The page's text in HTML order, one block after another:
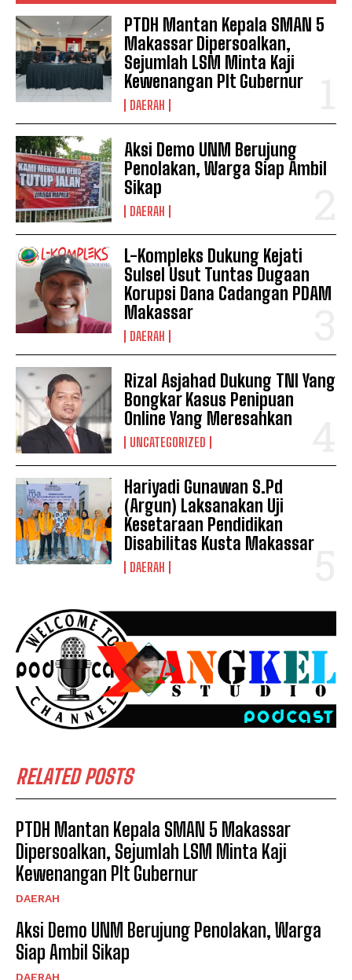
PTDH Mantan Kepala SMAN 5
Makassar Dipersoalkan,
Sejumlah LSM Minta Kaji
Kewenangan Plt Gubernur
DAERAH
Aksi Demo UNM Berujung
Penolakan, Warga Siap Ambil
Sikap
DAERAH
L-Kompleks Dukung Kejati
Sulsel Usut Tuntas Dugaan
Korupsi Dana Cadangan PDAM
Makassar
DAERAH
Rizal Asjahad Dukung TNI Yang
Bongkar Kasus Penipuan
Online Yang Meresahkan
UNCATEGORIZED
Hariyadi Gunawan S.Pd
(Argun) Laksanakan Uji
Kesetaraan Pendidikan
Disabilitas Kusta Makassar
DAERAH
RELATED POSTS
PTDH Mantan Kepala SMAN 5 Makassar
Dipersoalkan, Sejumlah LSM Minta Kaji
Kewenangan Plt Gubernur
DAERAH
Aksi Demo UNM Berujung Penolakan, Warga
Siap Ambil Sikap
DAERAH